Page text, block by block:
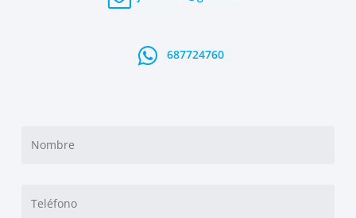
El PVC es un material reciclable y sostenible, lo que lo
687724760